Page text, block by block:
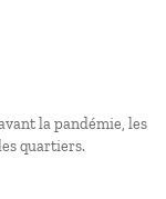
la pandémie, les
quartiers.